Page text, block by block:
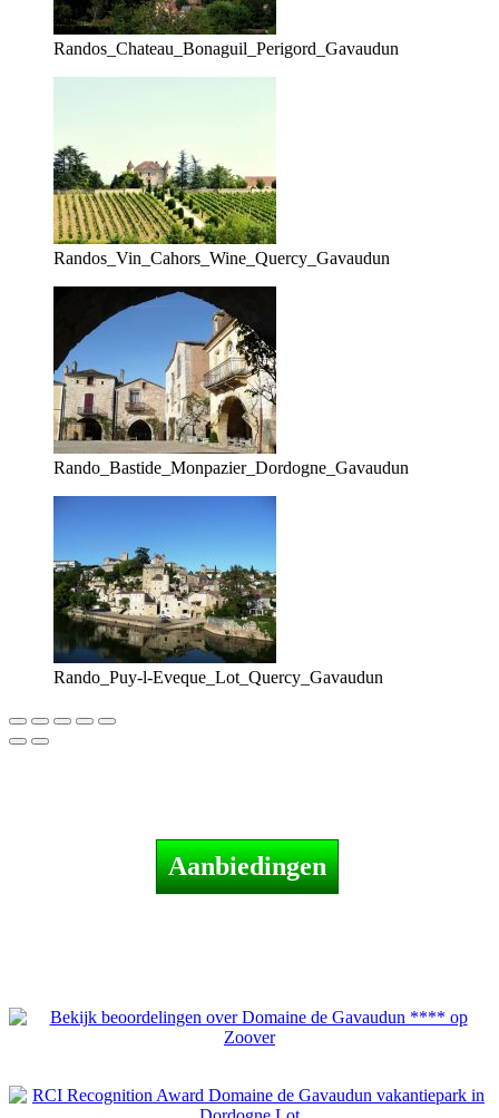
Randos_Chateau_Bonaguil_Perigord_Gavaudun
Randos_Vin_Cahors_Wine_Quercy_Gavaudun
Rando_Bastide_Monpazier_Dordogne_Gavaudun
Rando_Puy-l-Eveque_Lot_Quercy_Gavaudun